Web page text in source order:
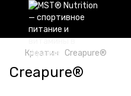
Креатин Creapure®
Creapure®